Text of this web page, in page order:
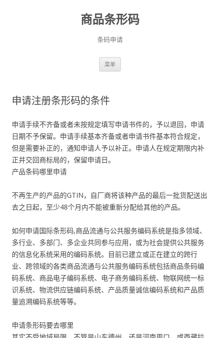
商品条形码
条码申请
菜单
申请注册条形码的条件
申请手续不齐备或者未按规定填写申请书件的，予以退回，申请
日期不予保留。申请手续基本齐备或者申请书件基本符合规定，
但是需要补正的，通知申请人予以补正。申请人在规定期限内补
正并交回商标局的，保留申请日。
产品条码哪里申请
不再生产的产品的GTIN，自厂商将该种产品的最后一批货配送出
去之日起，至少48个月内不能被重新分配给其他的产品。
如何申请国际条形码,商品流通与公共服务编码系统是指多领域、
多行业、多部门、多企业共同参与应用，或为社会提供公共服务
的信息化系统采用的编码系统。目前已建立或正在建立的跨行
业、跨领域的各类商品流通与公共服务编码系统包括商品条码编
码系统、商品电子编码系统、电子商务编码系统、物联网统一标
识系统、物流供应链编码系统、产品质量诚信编码系统和产品质
量追溯编码系统等等。
申请条形码要去哪里